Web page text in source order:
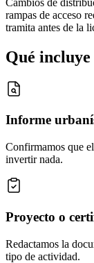
rampas de acceso
tramita antes de la
Qué
Informe
Confirmamos que
invertir nada.
Proyecto o
Redactamos la
tipo de actividad.